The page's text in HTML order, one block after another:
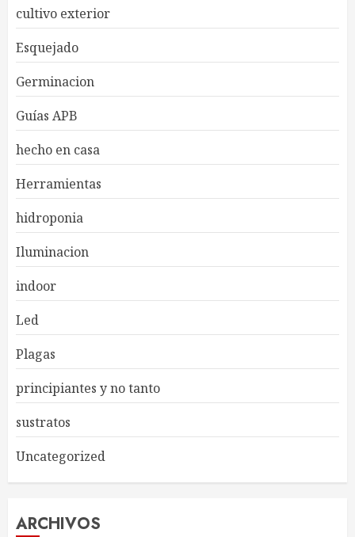
cultivo exterior
Esquejado
Germinacion
Guías APB
hecho en casa
Herramientas
hidroponia
Iluminacion
indoor
Led
Plagas
principiantes y no tanto
sustratos
Uncategorized
ARCHIVOS